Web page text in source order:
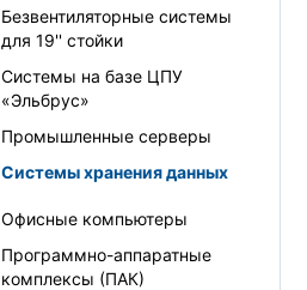
Безвентиляторные системы
для 19'' стойки
Системы на базе ЦПУ
«Эльбрус»
Промышленные серверы
Системы хранения данных
Офисные компьютеры
Программно-аппаратные
комплексы (ПАК)